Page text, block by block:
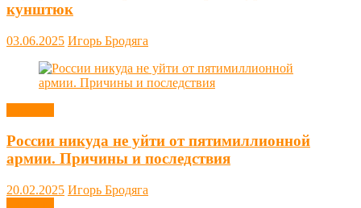
кунштюк
03.06.2025 Игорь Бродяга
России никуда не уйти от пятимиллионной
армии. Причины и последствия
20.02.2025 Игорь Бродяга